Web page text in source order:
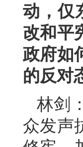
动，仅
改和平
政府如
的反对
林剑
众发声